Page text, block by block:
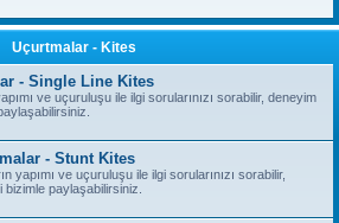
Uçurtmalar - Kites
- Single Line Kites
ve uçuruluşu ile ilgi sorularınızı sorabilir, deneyim
- Stunt Kites
yapımı ve uçuruluşu ile ilgi sorularınızı sorabilir,
paylaşabilirsiniz.